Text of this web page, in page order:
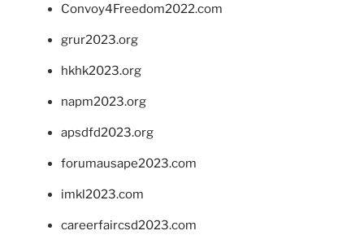
Convoy4Freedom2022.com
grur2023.org
hkhk2023.org
napm2023.org
apsdfd2023.org
forumausape2023.com
imkl2023.com
careerfaircsd2023.com